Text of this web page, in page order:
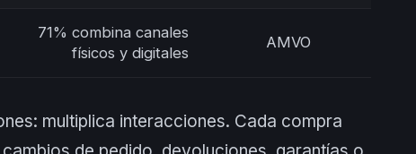
71% combina canales
físicos y digitales
AMVO
multiplica interacciones. Cada compra